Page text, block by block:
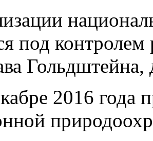
под контролем
2016 года